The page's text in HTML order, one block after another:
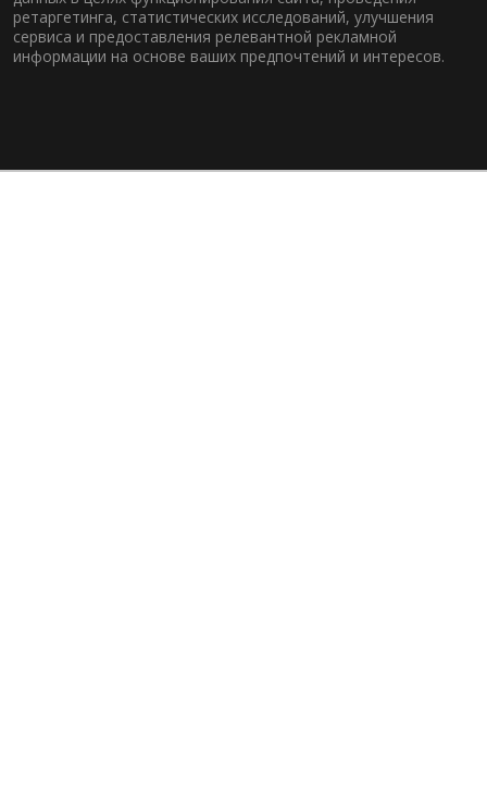
ретаргетинга, статистических исследований, улучшения
сервиса и предоставления релевантной рекламной
информации на основе ваших предпочтений и интересов.